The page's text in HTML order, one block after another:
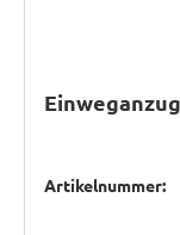
Artikelnummer: